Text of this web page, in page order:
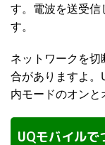
す。電波を送受信
す。
ネットワークを
合がありますよ
内モードのオンと
UQモバイルで